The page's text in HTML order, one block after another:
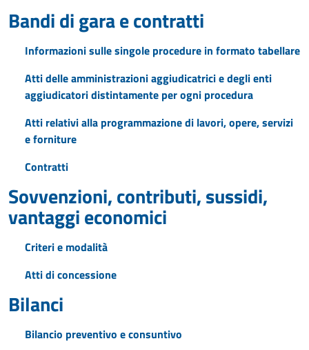
Bandi di gara e contratti
Informazioni sulle singole procedure in formato tabellare
Atti delle amministrazioni aggiudicatrici e degli enti
aggiudicatori distintamente per ogni procedura
Atti relativi alla programmazione di lavori, opere, servizi
e forniture
Contratti
Sovvenzioni, contributi, sussidi,
vantaggi economici
Criteri e modalità
Atti di concessione
Bilanci
Bilancio preventivo e consuntivo